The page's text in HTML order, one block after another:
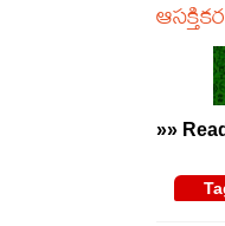
»»